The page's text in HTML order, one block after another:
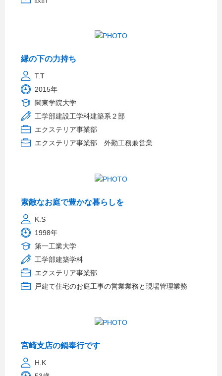
縁の下の力持ち
T.T
2015年
関東学院大学
工学部建設工学科建築系２部
エクステリア事業部
エクステリア事業部 外勤工務兼営業
素敵なお庭で豊かな暮らしを
K.S
1998年
第一工業大学
工学部建築学科
エクステリア事業部
戸建て住宅のお庭工事の営業業務と現場管理業務
宮崎支店の鍋奉行です
H.K